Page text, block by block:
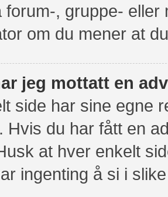
forum-, gruppe-
om du mener at
jeg mottatt en
side har sine egne
Hvis du har fått en
at hver enkelt
ingenting å si i